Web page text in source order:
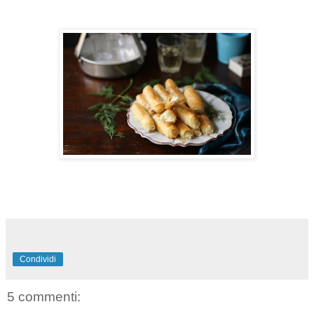
Condividi
5 commenti: